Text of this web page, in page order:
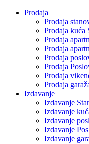
Prodaja
Prodaja
Prodaja kuća
Prodaja
Prodaja
Prodaja
Prodaja
Prodaja
Prodaja
Izdavanje
Izdavanje
Izdavanje
Izdavanje
Izdavanje
Izdavanje